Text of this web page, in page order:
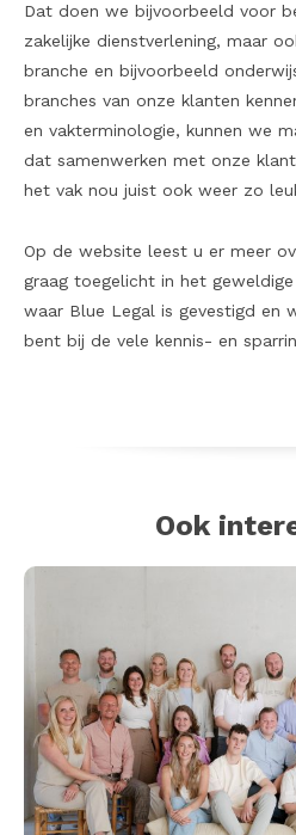
Dat doen we bijvoorbeeld voor
zakelijke dienstverlening, maar
branche en bijvoorbeeld
branches van onze klanten
en vakterminologie, kunnen we
dat samenwerken met onze
het vak nou juist ook weer zo
Op de website leest u er meer
graag toegelicht in het
waar Blue Legal is gevestigd en
bent bij de vele kennis- en
Ook